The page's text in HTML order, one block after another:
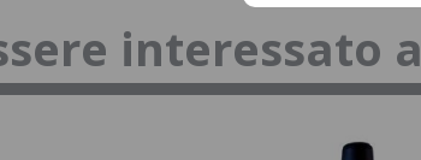
interessato a